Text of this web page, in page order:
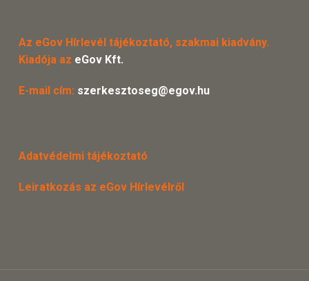
Az eGov Hírlevél tájékoztató, szakmai kiadvány.
Kiadója az eGov Kft.
E-mail cím: szerkesztoseg@egov.hu
Adatvédelmi tájékoztató
Leiratkozás az eGov Hírlevélről